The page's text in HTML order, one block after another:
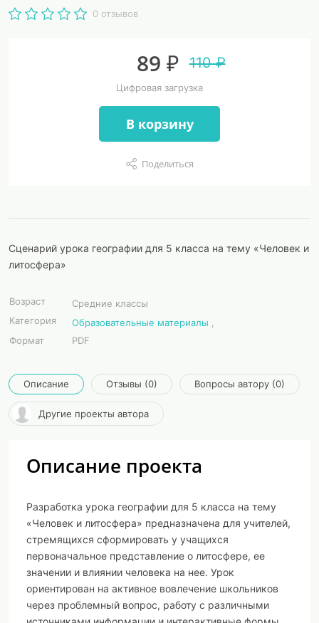
0 отзывов
89 ₽ 110 ₽
Цифровая загрузка
В корзину
Поделиться
Сценарий урока географии для 5 класса на тему «Человек и
литосфера»
Возраст
Средние классы
Категория
Образовательные материалы
Формат
PDF
Описание Отзывы (0) Вопросы автору (0)
Другие проекты автора
Описание проекта
Разработка урока географии для 5 класса на тему
«Человек и литосфера» предназначена для учителей,
стремящихся сформировать у учащихся
первоначальное представление о литосфере, ее
значении и влиянии человека на нее. Урок
ориентирован на активное вовлечение школьников
через проблемный вопрос, работу с различными